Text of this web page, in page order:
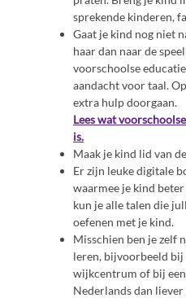
sprekende kinderen,
Gaat je kind nog niet
haar dan naar de
voorschoolse
aandacht voor taal.
extra hulp doorgaan.
Lees wat
is.
Maak je kind lid van
Er zijn leuke digitale
waarmee je kind
kun je alle talen die
oefenen met je kind.
Misschien ben je zelf
leren, bijvoorbeeld
wijkcentrum of bij
Nederlands dan